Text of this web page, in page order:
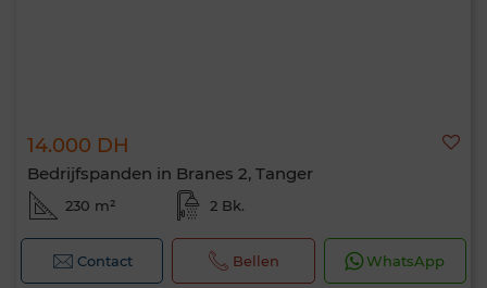
14.000 DH
Bedrijfspanden in Branes 2, Tanger
230 m² 2 Bk.
Contact Bellen WhatsApp